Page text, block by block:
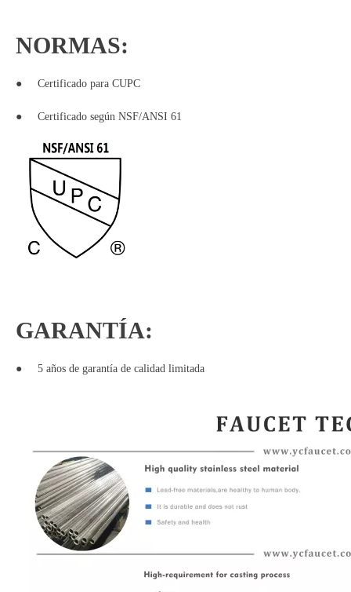
NORMAS:
● Certificado para CUPC
● Certificado según NSF/ANSI 61
GARANTÍA:
● 5 años de garantía de calidad limitada